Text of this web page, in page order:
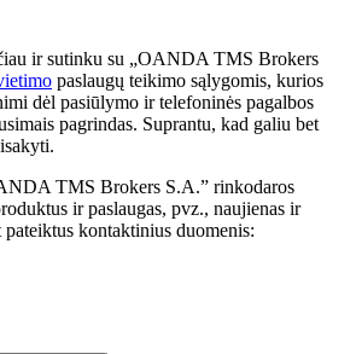
ir sutinku su „OANDA TMS Brokers
paslaugų teikimo sąlygomis, kurios
dėl pasiūlymo ir telefoninės pagalbos
pagrindas. Suprantu, kad galiu bet
TMS Brokers S.A.” rinkodaros
ir paslaugas, pvz., naujienas ir
kontaktinius duomenis: